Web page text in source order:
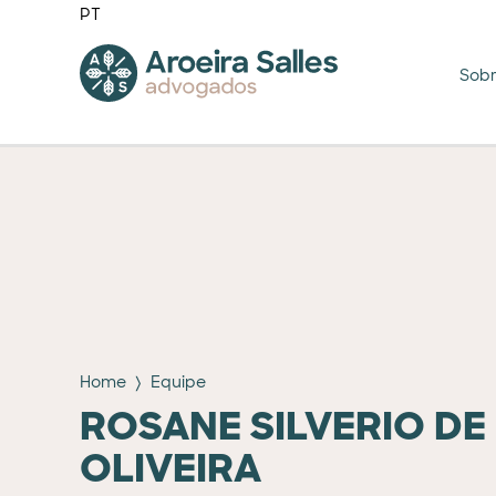
PT
Home Equipe
ROSANE SILVERIO DE
OLIVEIRA